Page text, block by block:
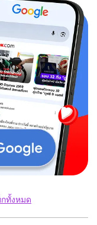
ทั้งหมด